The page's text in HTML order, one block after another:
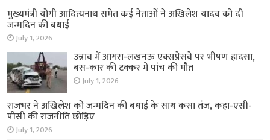
मुख्यमंत्री योगी आदित्यनाथ समेत कई नेताओं ने अखिलेश यादव को दी
जन्मदिन की बधाई
July 1, 2026
उन्नाव में आगरा-लखनऊ एक्सप्रेसवे पर भीषण हादसा,
बस-कार की टक्कर में पांच की मौत
July 1, 2026
राजभर ने अखिलेश को जन्मदिन की बधाई के साथ कसा तंज, कहा-एसी-
पीसी की राजनीति छोड़िए
July 1, 2026